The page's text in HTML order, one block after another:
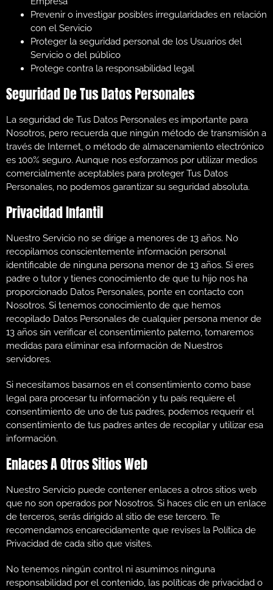
Prevenir o investigar posibles irregularidades en relación
con el Servicio
Proteger la seguridad personal de los Usuarios del
Servicio o del público
Protege contra la responsabilidad legal
Seguridad De Tus Datos Personales
La seguridad de Tus Datos Personales es importante para
Nosotros, pero recuerda que ningún método de transmisión a
través de Internet, o método de almacenamiento electrónico
es 100% seguro. Aunque nos esforzamos por utilizar medios
comercialmente aceptables para proteger Tus Datos
Personales, no podemos garantizar su seguridad absoluta.
Privacidad Infantil
Nuestro Servicio no se dirige a menores de 13 años. No
recopilamos conscientemente información personal
identificable de ninguna persona menor de 13 años. Si eres
padre o tutor y tienes conocimiento de que tu hijo nos ha
proporcionado Datos Personales, ponte en contacto con
Nosotros. Si tenemos conocimiento de que hemos
recopilado Datos Personales de cualquier persona menor de
13 años sin verificar el consentimiento paterno, tomaremos
medidas para eliminar esa información de Nuestros
servidores.
Si necesitamos basarnos en el consentimiento como base
legal para procesar tu información y tu país requiere el
consentimiento de uno de tus padres, podemos requerir el
consentimiento de tus padres antes de recopilar y utilizar esa
información.
Enlaces A Otros Sitios Web
Nuestro Servicio puede contener enlaces a otros sitios web
que no son operados por Nosotros. Si haces clic en un enlace
de terceros, serás dirigido al sitio de ese tercero. Te
recomendamos encarecidamente que revises la Política de
Privacidad de cada sitio que visites.
No tenemos ningún control ni asumimos ninguna
responsabilidad por el contenido, las políticas de privacidad o